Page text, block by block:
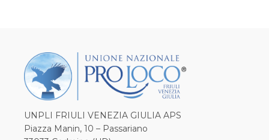
UNPLI FRIULI VENEZIA GIULIA APS
Piazza Manin, 10 – Passariano